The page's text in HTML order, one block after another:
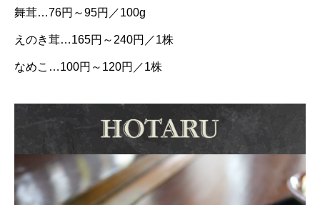
舞茸…76円～95円／100g
えのき茸…165円～240円／1株
なめこ…100円～120円／1株